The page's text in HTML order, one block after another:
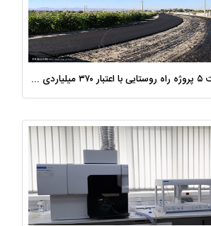
شروع عملیات آسفالت ۵ پروژه راه ‌روستایی با اعتبار ۳۷۰ میلیاردی در گیلان